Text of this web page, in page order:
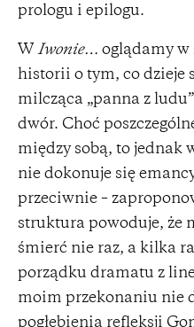
prologu i epilogu.
W Iwonie… oglądamy
historii o tym, co dzieje
milcząca „panna z
dwór. Choć
między sobą, to jednak
nie dokonuje się
przeciwnie –
struktura powoduje, że
śmierć nie raz, a kilka
porządku dramatu z
moim przekonaniu nie
pogłębienia refleksji